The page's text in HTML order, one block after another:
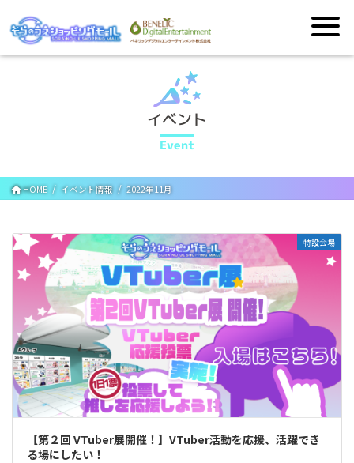
イベント
Event
HOME イベント情報 2022年11月
特設会場
【第２回 VTuber展開催！】VTuber活動を応援、活躍でき
る場にしたい！